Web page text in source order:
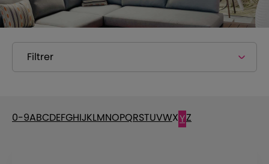
Filtrer
0-9ABCDEFGHIJKLMNOPQRSTUVWXYZ